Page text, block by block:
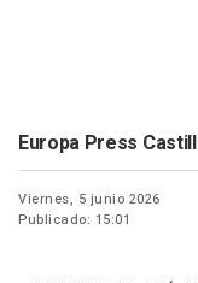
Europa Press
Viernes, 5 junio 2026
Publicado: 15:01